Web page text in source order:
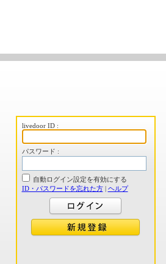
livedoor ID :
パスワード :
自動ログイン設定を有効にする
ID・パスワードを忘れた方| ヘルプ